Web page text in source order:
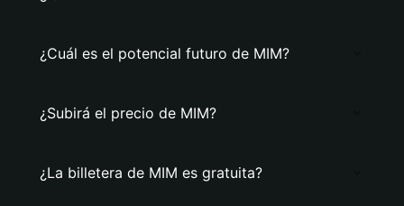
¿Cuál es el potencial futuro de MIM?
¿Subirá el precio de MIM?
¿La billetera de MIM es gratuita?